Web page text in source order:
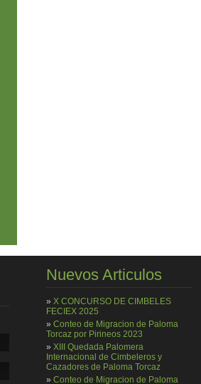
Nuevos Articulos
» X CONCURSO DE CIMBELES
FECIEX 2025
» Conteo de Migracion de Paloma
Torcaz por Pirineos 2023
» XIII Quedada Palomera
Internacional de Cimbeleros y
Cazadores de Paloma Torcaz
» Conteo de Migracion de Paloma